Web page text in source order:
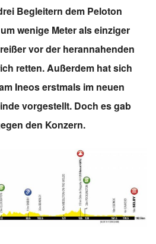
Begleitern dem Peloton
wenige Meter als einziger
vor der herannahenden
retten. Außerdem hat sich
Ineos erstmals im neuen
vorgestellt. Doch es gab
den Konzern.